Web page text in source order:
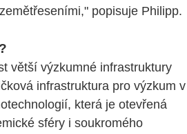
popisuje Philipp.
větší výzkumné infrastruktury
infrastruktura pro výzkum v
která je otevřená
sféry i soukromého